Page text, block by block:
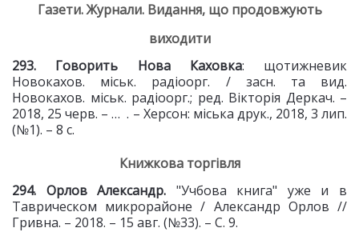
Газети. Журнали. Видання, що продовжують
виходити
293.
Говорить Нова Каховка: щотижневик
Новокахов. міськ. радіоорг. / засн. та вид.
Новокахов. міськ. радіоорг.; ред. Вікторія Деркач. –
2018, 25 черв. – … . – Херсон: міська друк., 2018, 3 лип.
(№1). – 8 с.
Книжкова торгівля
294. Орлов Александр. "Учбова книга" уже и в
Таврическом микрорайоне / Александр Орлов //
Гривна. – 2018. – 15 авг. (№33). – С. 9.